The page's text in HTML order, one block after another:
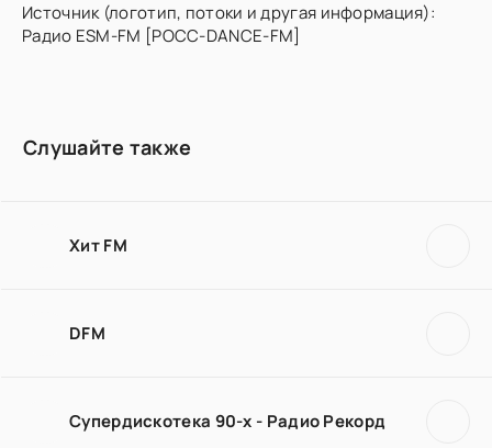
Источник (логотип, потоки и другая информация):
Радио ESM-FM [РОСС-DANCE-FM]
Слушайте также
Хит FM
DFM
Супердискотека 90-х - Радио Рекорд